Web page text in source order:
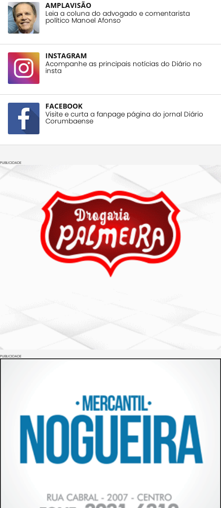
AMPLAVISÃO
Leia a coluna do advogado e comentarista
político Manoel Afonso
INSTAGRAM
Acompanhe as principais notícias do Diário no
insta
FACEBOOK
Visite e curta a fanpage página do jornal Diário
Corumbaense
PUBLICIDADE
PUBLICIDADE